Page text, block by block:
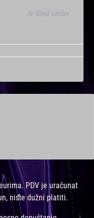
& filed under
PDV je uračunat
niste dužni platiti.